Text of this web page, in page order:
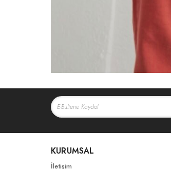
KURUMSAL
İletişim